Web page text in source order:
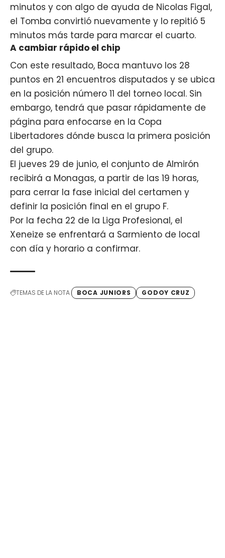
minutos y con algo de ayuda de Nicolas Figal,
el Tomba convirtió nuevamente y lo repitió 5
minutos más tarde para marcar el cuarto.
A cambiar rápido el chip
Con este resultado, Boca mantuvo los 28
puntos en 21 encuentros disputados y se ubica
en la posición número 11 del torneo local. Sin
embargo, tendrá que pasar rápidamente de
página para enfocarse en la Copa
Libertadores dónde busca la primera posición
del grupo.
El jueves 29 de junio, el conjunto de Almirón
recibirá a Monagas, a partir de las 19 horas,
para cerrar la fase inicial del certamen y
definir la posición final en el grupo F.
Por la fecha 22 de la Liga Profesional, el
Xeneize se enfrentará a Sarmiento de local
con día y horario a confirmar.
TEMAS DE LA NOTA BOCA JUNIORS GODOY CRUZ